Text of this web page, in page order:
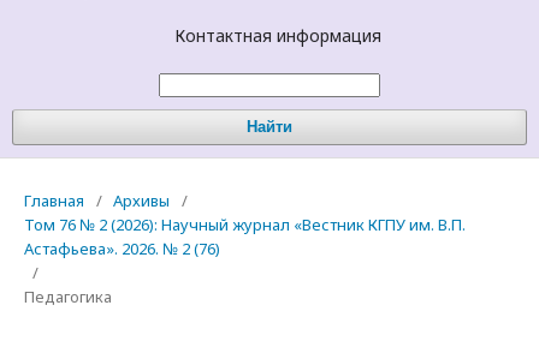
Контактная информация
Найти
Главная / Архивы
/
Том 76 № 2 (2026): Научный журнал «Вестник КГПУ им. В.П.
Астафьева». 2026. № 2 (76)
/
Педагогика